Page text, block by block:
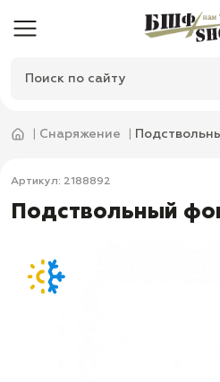
Снаряжение
Артикул: 2188892
Подствольный